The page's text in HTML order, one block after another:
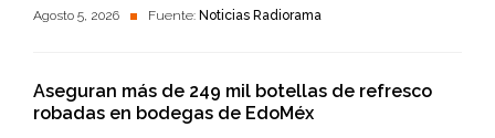
Agosto 5, 2026 Fuente: Noticias Radiorama
Aseguran más de 249 mil botellas de refresco
robadas en bodegas de EdoMéx